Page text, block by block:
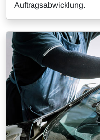
Auftragsabwicklung.